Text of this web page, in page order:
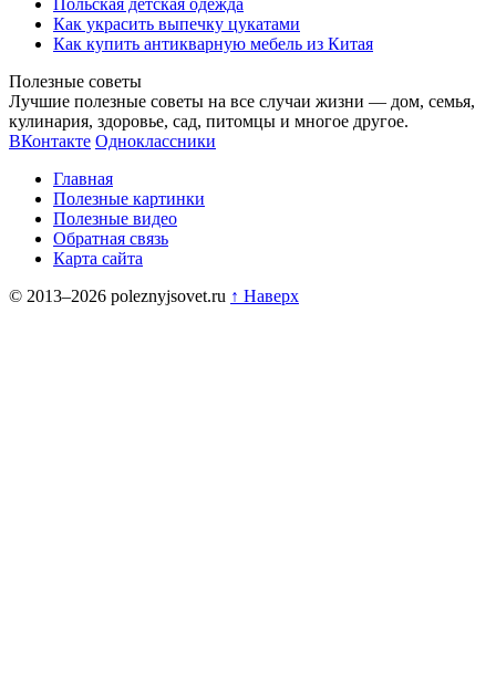
Польская детская одежда
Как украсить выпечку цукатами
Как купить антикварную мебель из Китая
Полезные советы
Лучшие полезные советы на все случаи жизни — дом, семья,
кулинария, здоровье, сад, питомцы и многое другое.
ВКонтакте Одноклассники
Главная
Полезные картинки
Полезные видео
Обратная связь
Карта сайта
© 2013–2026 poleznyjsovet.ru ↑ Наверх